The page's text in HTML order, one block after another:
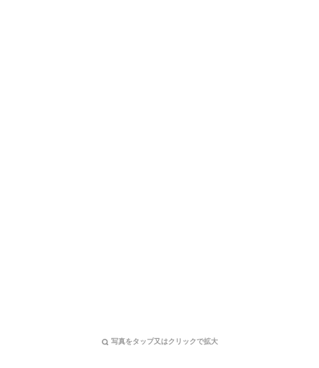
写真をタップ又はクリックで拡大